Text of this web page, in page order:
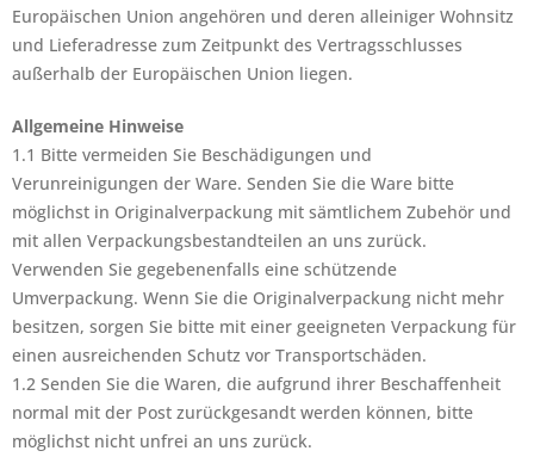
Europäischen Union angehören und deren alleiniger Wohnsitz
und Lieferadresse zum Zeitpunkt des Vertragsschlusses
außerhalb der Europäischen Union liegen.
Allgemeine Hinweise
1.1 Bitte vermeiden Sie Beschädigungen und
Verunreinigungen der Ware. Senden Sie die Ware bitte
möglichst in Originalverpackung mit sämtlichem Zubehör und
mit allen Verpackungsbestandteilen an uns zurück.
Verwenden Sie gegebenenfalls eine schützende
Umverpackung. Wenn Sie die Originalverpackung nicht mehr
besitzen, sorgen Sie bitte mit einer geeigneten Verpackung für
einen ausreichenden Schutz vor Transportschäden.
1.2 Senden Sie die Waren, die aufgrund ihrer Beschaffenheit
normal mit der Post zurückgesandt werden können, bitte
möglichst nicht unfrei an uns zurück.